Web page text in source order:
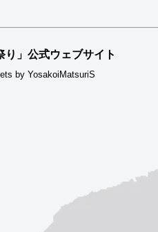
り」公式ウェブサイト
by YosakoiMatsuriS